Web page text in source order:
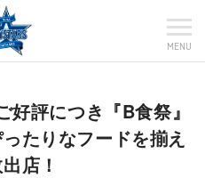
MENU
評につき『B食祭』
たりなフードを揃え
店！